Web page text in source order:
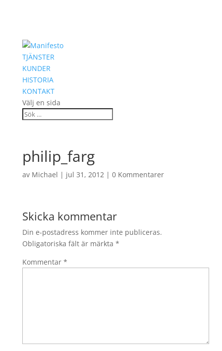
TJÄNSTER
KUNDER
HISTORIA
KONTAKT
Välj en sida
philip_farg
av Michael | jul 31, 2012| 0 Kommentarer
Skicka kommentar
Din e-postadress kommer inte publiceras.
Obligatoriska fält är märkta *
Kommentar *